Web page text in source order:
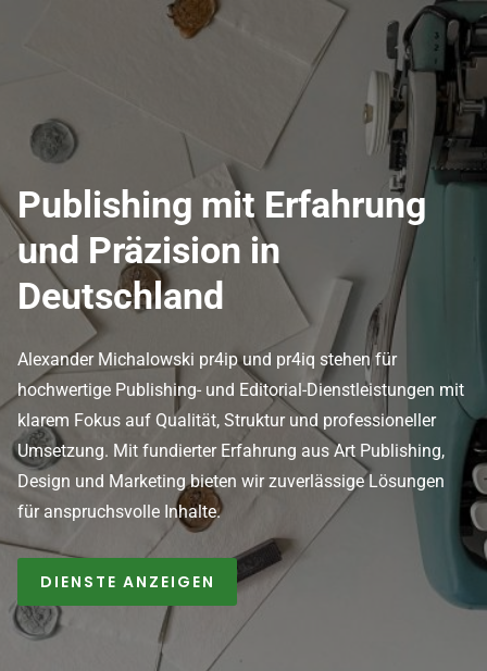
Publishing mit Erfahrung
und Präzision in
Deutschland
Alexander Michalowski pr4ip und pr4iq stehen für
hochwertige Publishing- und Editorial-Dienstleistungen mit
klarem Fokus auf Qualität, Struktur und professioneller
Umsetzung. Mit fundierter Erfahrung aus Art Publishing,
Design und Marketing bieten wir zuverlässige Lösungen
für anspruchsvolle Inhalte.
DIENSTE ANZEIGEN